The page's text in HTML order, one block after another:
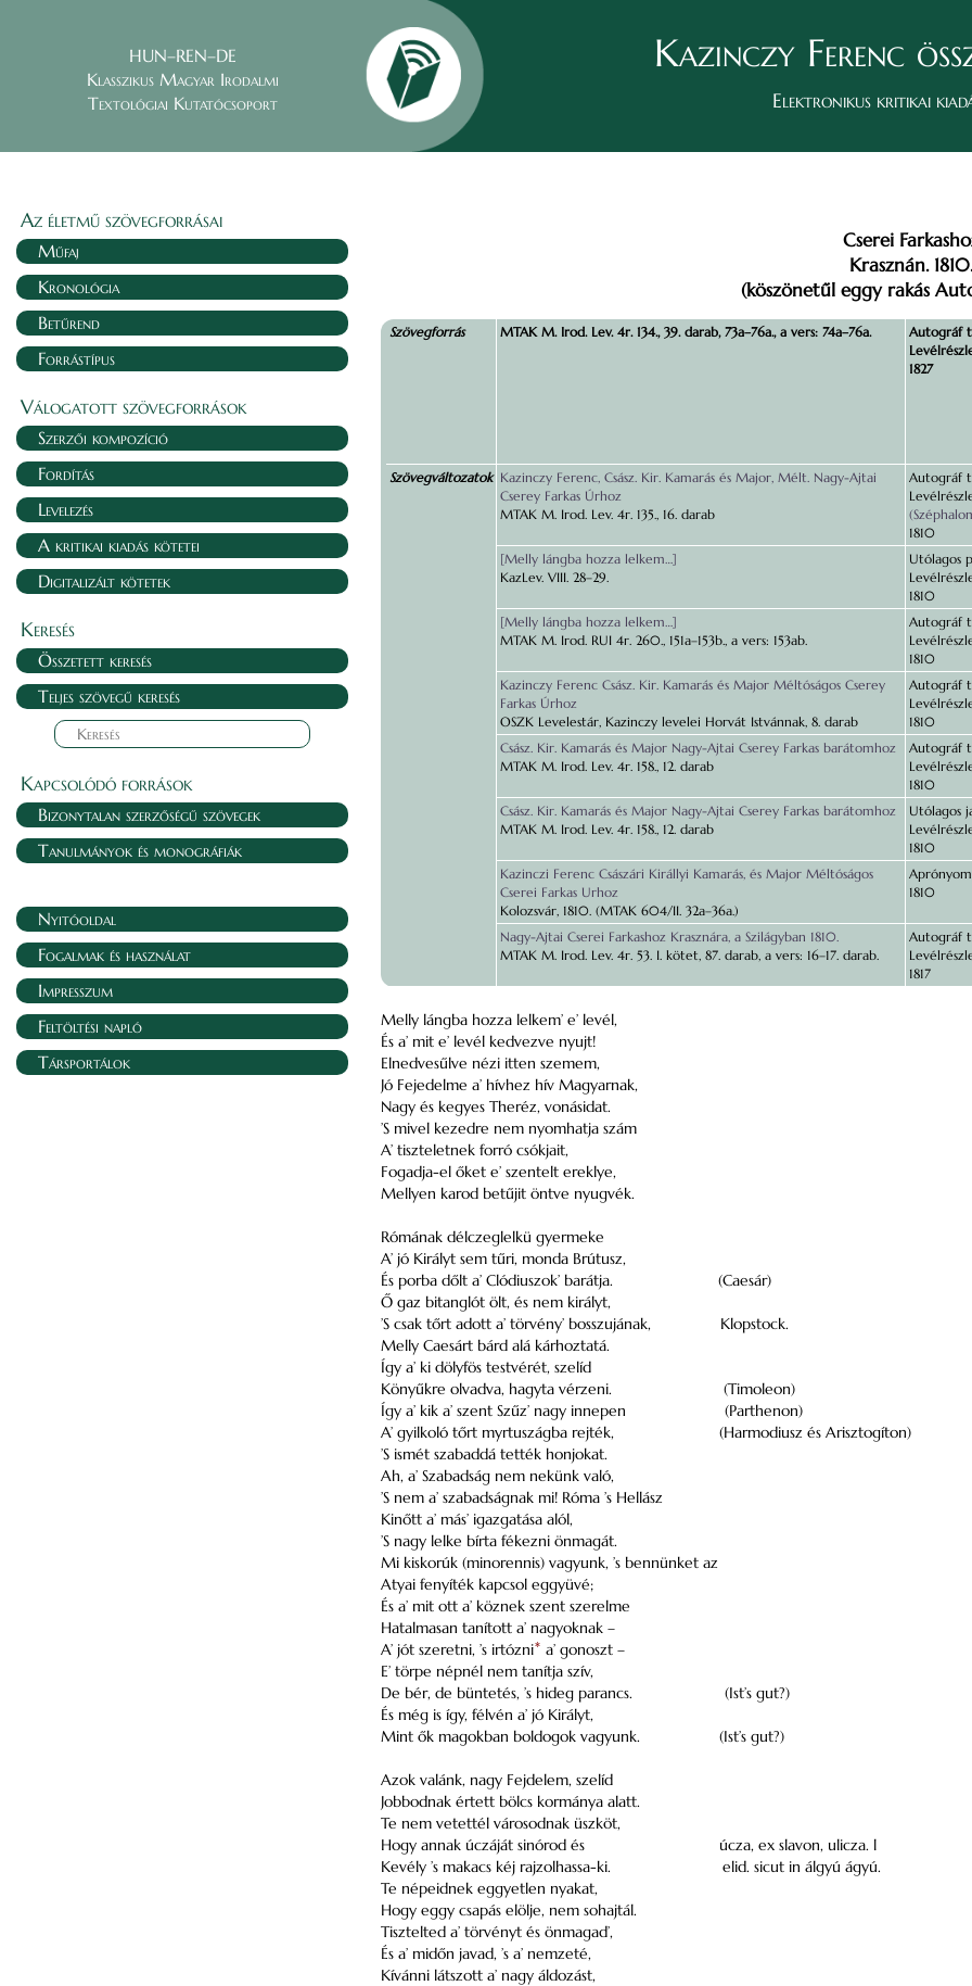
HUN–REN–DE
Klasszikus Magyar Irodalmi
Textológiai Kutatócsoport
Kazinczy Ferenc
Elektronikus kritikai
Az életmű szövegforrásai
Műfaj
Kronológia
Betűrend
Forrástípus
Válogatott szövegforrások
Szerzői kompozíció
Fordítás
Levelezés
A kritikai kiadás kötetei
Digitalizált kötetek
Keresés
Összetett keresés
Teljes szövegű keresés
Kapcsolódó források
Bizonytalan szerzőségű szövegek
Tanulmányok és monográfiák
Nyitóoldal
Fogalmak és használat
Impresszum
Feltöltési napló
Társportálok
Cserei
Krasznán. 1810.
(köszönetűl eggy rakás
Szövegforrás MTAK M. Irod. Lev. 4r. 134., 39. darab, 73a–76a., a vers: 74a–76a.
Autográf
1827
Szövegváltozatok Kazinczy Ferenc, Csász. Kir. Kamarás és Major, Mélt. Nagy-Ajtai
Cserey Farkas Úrhoz
MTAK M. Irod. Lev. 4r. 135., 16. darab
Autográf
1810
[Melly lángba hozza lelkem…]
KazLev. VIII. 28–29.
Utólagos
1810
[Melly lángba hozza lelkem…]
MTAK M. Irod. RUI 4r. 260., 151a–153b., a vers: 153ab.
Autográf
1810
Kazinczy Ferenc Csász. Kir. Kamarás és Major Méltóságos Cserey
Farkas Úrhoz
OSZK Levelestár, Kazinczy levelei Horvát Istvánnak, 8. darab
Autográf
1810
Csász. Kir. Kamarás és Major Nagy-Ajtai Cserey Farkas barátomhoz
MTAK M. Irod. Lev. 4r. 158., 12. darab
Autográf
1810
Csász. Kir. Kamarás és Major Nagy-Ajtai Cserey Farkas barátomhoz
MTAK M. Irod. Lev. 4r. 158., 12. darab
Utólagos
1810
Kazinczi Ferenc Császári Királlyi Kamarás, és Major Méltóságos
Cserei Farkas Urhoz
Kolozsvár, 1810. (MTAK 604/II. 32a–36a.)
1810
Nagy-Ajtai Cserei Farkashoz Krasznára, a Szilágyban 1810.
MTAK M. Irod. Lev. 4r. 53. I. kötet, 87. darab, a vers: 16–17. darab.
Autográf
1817
Melly lángba hozza lelkem’ e’ levél,
És a’ mit e’ levél kedvezve nyujt!
Elnedvesűlve nézi itten szemem,
Jó Fejedelme a’ hívhez hív Magyarnak,
Nagy és kegyes Theréz, vonásidat.
’S mivel kezedre nem nyomhatja szám
A’ tiszteletnek forró csókjait,
Fogadja-el őket e’ szentelt ereklye,
Mellyen karod betűjit öntve nyugvék.
Rómának délczeglelkü gyermeke
A’ jó Királyt sem tűri, monda Brútusz,
És porba dőlt a’ Clódiuszok’ barátja.
(Caesár)
Ő gaz bitanglót ölt, és nem királyt,
’S csak tőrt adott a’ törvény’ bosszujának,
Klopstock.
Melly Caesárt bárd alá kárhoztatá.
Így a’ ki dölyfös testvérét, szelíd
Könyűkre olvadva, hagyta vérzeni.
(Timoleon)
Így a’ kik a’ szent Szűz’ nagy innepen
(Parthenon)
A’ gyilkoló tőrt myrtuszágba rejték,
(Harmodiusz és Arisztogíton)
’S ismét szabaddá tették honjokat.
Ah, a’ Szabadság nem nekünk való,
’S nem a’ szabadságnak mi! Róma ’s Hellász
Kinőtt a’ más’ igazgatása alól,
’S nagy lelke bírta fékezni önmagát.
Mi kiskorúk (minorennis) vagyunk, ’s bennünket az
Atyai fenyíték kapcsol eggyüvé;
És a’ mit ott a’ köznek szent szerelme
Hatalmasan tanított a’ nagyoknak –
A’ jót szeretni, ’s irtózni* a’ gonoszt –
E’ törpe népnél nem tanítja szív,
De bér, de büntetés, ’s hideg parancs.
(Ist’s gut?)
És még is így, félvén a’ jó Királyt,
Mint ők magokban boldogok vagyunk.
(Ist’s gut?)
Azok valánk, nagy Fejdelem, szelíd
Jobbodnak értett bölcs kormánya alatt.
Te nem vetettél városodnak üszköt,
Hogy annak úczáját sinórod és
úcza, ex slavon, ulicza. l
Kevély ’s makacs kéj rajzolhassa-ki.
elid. sicut in álgyú ágyú.
Te népeidnek eggyetlen nyakat,
Hogy eggy csapás elölje, nem sohajtál.
Tisztelted a’ törvényt és önmagad’,
És a’ midőn javad, ’s a’ nemzeté,
Kívánni látszott a’ nagy áldozást,